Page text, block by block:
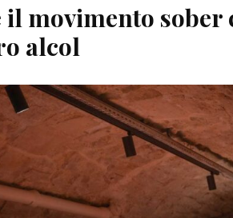
il movimento sober
alcol